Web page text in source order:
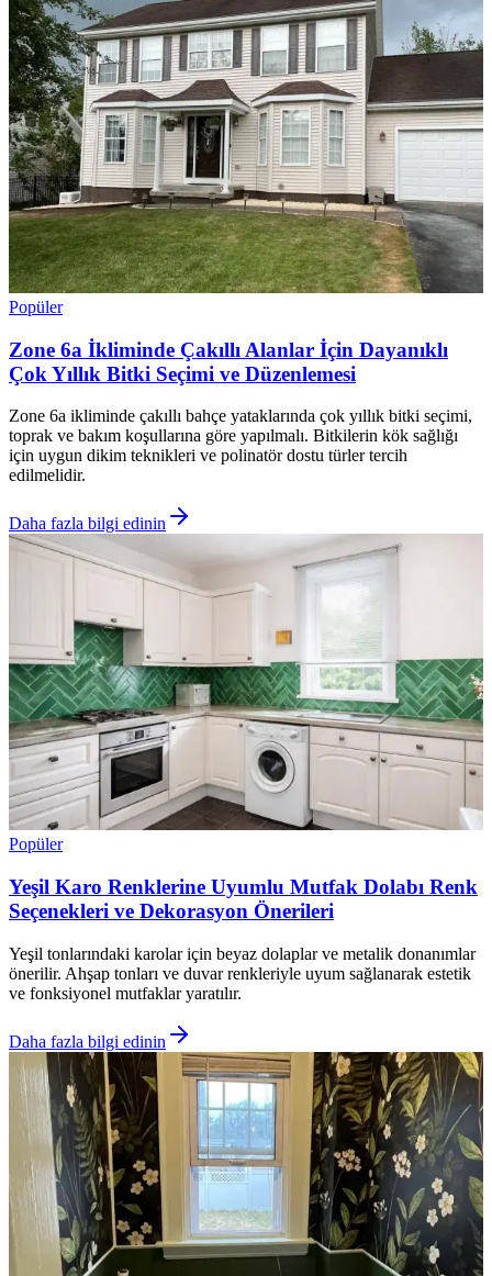
Popüler
Zone 6a İkliminde Çakıllı Alanlar İçin Dayanıklı
Çok Yıllık Bitki Seçimi ve Düzenlemesi
Zone 6a ikliminde çakıllı bahçe yataklarında çok yıllık bitki seçimi,
toprak ve bakım koşullarına göre yapılmalı. Bitkilerin kök sağlığı
için uygun dikim teknikleri ve polinatör dostu türler tercih
edilmelidir.
Daha fazla bilgi edinin
Popüler
Yeşil Karo Renklerine Uyumlu Mutfak Dolabı Renk
Seçenekleri ve Dekorasyon Önerileri
Yeşil tonlarındaki karolar için beyaz dolaplar ve metalik donanımlar
önerilir. Ahşap tonları ve duvar renkleriyle uyum sağlanarak estetik
ve fonksiyonel mutfaklar yaratılır.
Daha fazla bilgi edinin